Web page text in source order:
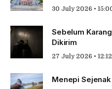
30 July 2026 •
Sebelum
Dikirim
27 July 2026 •
Menepi